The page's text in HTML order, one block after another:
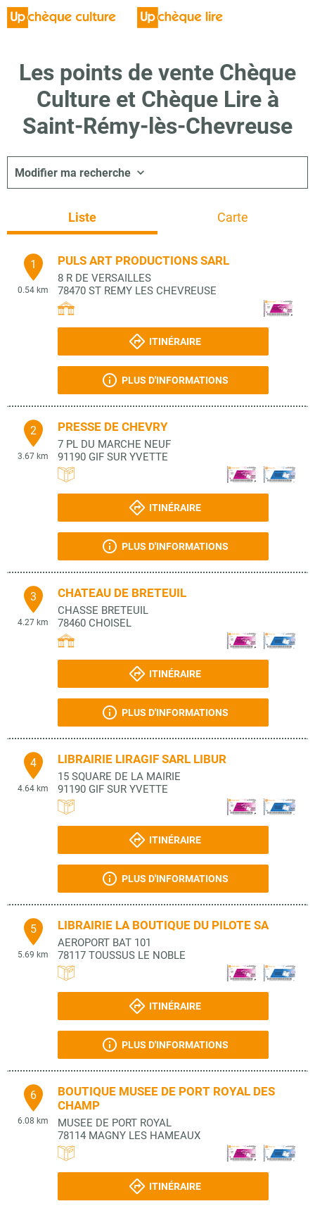
Les points de vente Chèque
Culture et Chèque Lire à
Saint-Rémy-lès-Chevreuse
Modifier ma recherche
Liste Carte
1
0.54 km
PULS ART PRODUCTIONS SARL
8 R DE VERSAILLES
78470 ST REMY LES CHEVREUSE
ITINÉRAIRE
PLUS D'INFORMATIONS
2
3.67 km
PRESSE DE CHEVRY
7 PL DU MARCHE NEUF
91190 GIF SUR YVETTE
ITINÉRAIRE
PLUS D'INFORMATIONS
3
4.27 km
CHATEAU DE BRETEUIL
CHASSE BRETEUIL
78460 CHOISEL
ITINÉRAIRE
PLUS D'INFORMATIONS
4
4.64 km
LIBRAIRIE LIRAGIF SARL LIBUR
15 SQUARE DE LA MAIRIE
91190 GIF SUR YVETTE
ITINÉRAIRE
PLUS D'INFORMATIONS
5
5.69 km
LIBRAIRIE LA BOUTIQUE DU PILOTE SA
AEROPORT BAT 101
78117 TOUSSUS LE NOBLE
ITINÉRAIRE
PLUS D'INFORMATIONS
6
6.08 km
BOUTIQUE MUSEE DE PORT ROYAL DES
CHAMP
MUSEE DE PORT ROYAL
78114 MAGNY LES HAMEAUX
ITINÉRAIRE